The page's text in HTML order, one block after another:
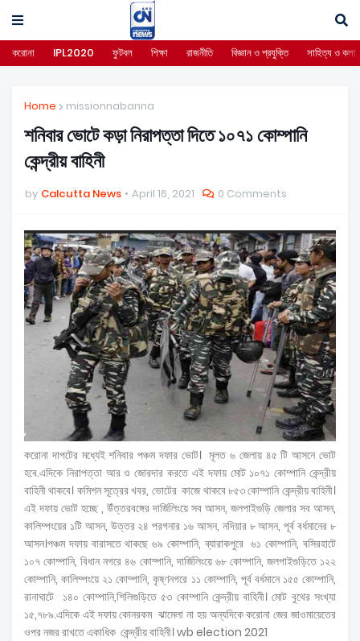
করোনা IPL2020 ফুটবল শিক্ষা রাজনীতি বিজ্ঞান ও প্রযুক্তি সাহিত্য ও কলা
Home missionnabanna
শনিবার ভোটে কড়া নিরাপত্তা দিতে ১০৭১ কোম্পানি
কেন্দ্রীয় বাহিনী
by Calcutta News April 16, 2021 0 Comments
করোনা দাপটের মধ্যেই শনিবার পঞ্চম দফার ভোট। মূলত ৬ জেলায় ৪৫ টি আসনে ভোট
হবে.এদিকে নিরাপত্তা আর ও জোরদার করতে এই দফায় মোট ১০৭১ কোম্পানি কেন্দ্রীয়
বাহিনী থাকবে। কমিশন সূত্রের খবর, ভোটের কাজে থাকবে ৮৫৩ কোম্পানি কেন্দ্রীয় বাহিনী।
এই দফায় ভোট হচ্ছে , উঁত্তরবঙ্গের দার্জিলিংয়ে সব আসন, জলপাইগুড়ি জেলার সব আসন,
কালিম্পংয়ের ১টি আসন, উত্তর ২৪ পরগনার ১৬ আসন, নদিয়ার ৮ আসন, পূর্ব বর্ধমানের ৮
আসন।পঞ্চম দফায় বারাসতে থাকছে ৬৯ কোম্পানি, ব্যারাকপুরে ৬১ কোম্পানি, বসিরহাটে
১০৭ কোম্পানি, বিধান নগরে ৪৬ কোম্পানি, দার্জিলিংয়ে ৬৮ কোম্পানি, জলপাইগুড়িতে ১২২
কোম্পানি, কালিম্পংয়ে ২১ কোম্পানি, কৃষ্ণনগরে ১১ কোম্পানি, পূর্ব বর্ধমানে ১৫৫ কোম্পানি,
রানাঘাটে ১৪০ কোম্পানি,শিলিগুড়িতে ৫৩ কোম্পানি কেন্দ্রীয় বাহিনী। মোট বুথের সংখ্যা
১৫,৭৮৯.এদিকে এই দফায় কোনরকম ঝামেলা না হয় অন্যদিকে করোনা জের জাওমায়েতের
ওপর নজর রাখতে একাধিক কেন্দ্রীয় বাহিনী। wb election 2021